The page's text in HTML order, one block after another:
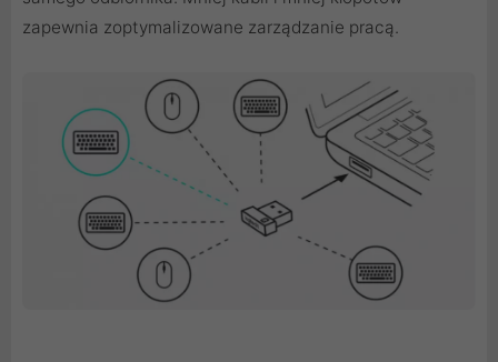
zapewnia zoptymalizowane zarządzanie pracą.